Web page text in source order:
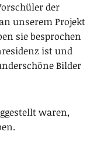
der
unserem Projekt
sie besprochen
ist und
Bilder
waren,